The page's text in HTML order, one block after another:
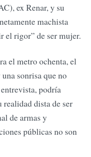
ex Renar, y su
machista
el rigor” de ser mujer.
el metro ochenta, el
sonrisa que no
podría
realidad dista de ser
de armas y
públicas no son